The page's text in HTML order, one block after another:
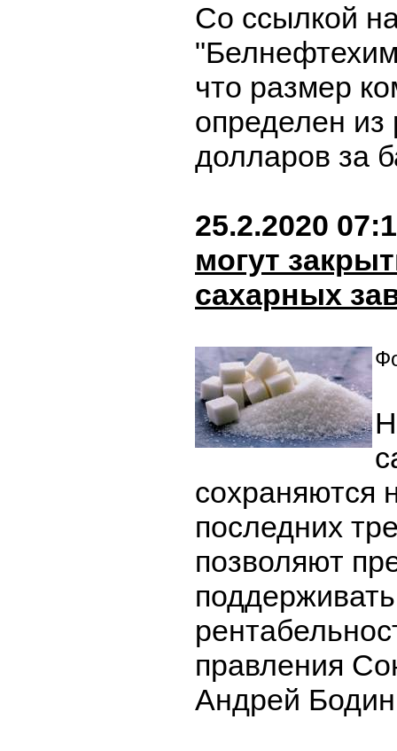
Со ссылкой
что размер
определен из
долларов за
25.2.2020
могут
сахарных
сохраняются
последних
позволяют
правления
Андрей